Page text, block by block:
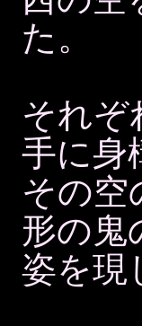
た。
それぞ
手に身
その空
形の鬼
姿を現